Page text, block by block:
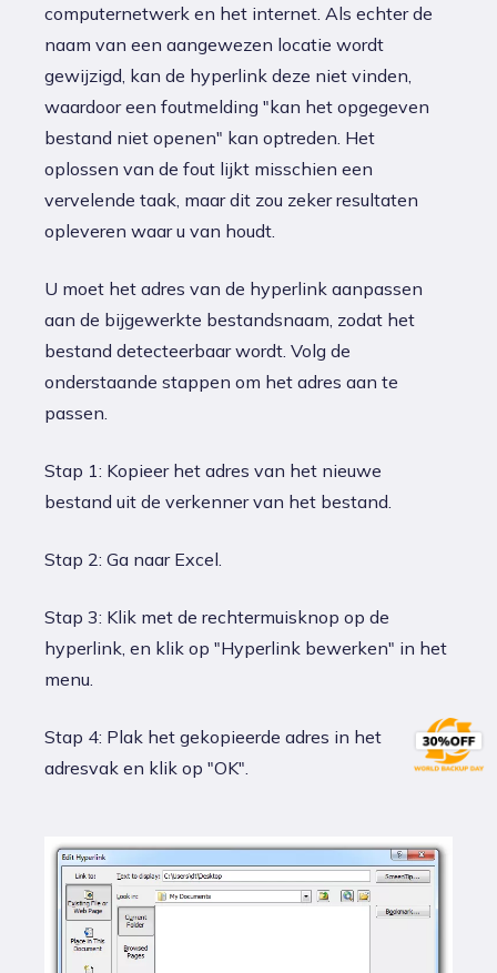
computernetwerk en het internet. Als echter de
naam van een aangewezen locatie wordt
gewijzigd, kan de hyperlink deze niet vinden,
waardoor een foutmelding "kan het opgegeven
bestand niet openen" kan optreden. Het
oplossen van de fout lijkt misschien een
vervelende taak, maar dit zou zeker resultaten
opleveren waar u van houdt.
U moet het adres van de hyperlink aanpassen
aan de bijgewerkte bestandsnaam, zodat het
bestand detecteerbaar wordt. Volg de
onderstaande stappen om het adres aan te
passen.
Stap 1: Kopieer het adres van het nieuwe
bestand uit de verkenner van het bestand.
Stap 2: Ga naar Excel.
Stap 3: Klik met de rechtermuisknop op de
hyperlink, en klik op "Hyperlink bewerken" in het
menu.
Stap 4: Plak het gekopieerde adres in het
adresvak en klik op "OK".